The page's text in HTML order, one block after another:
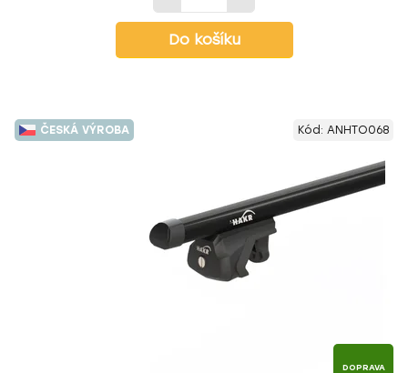
Do košíku
ČESKÁ VÝROBA
DOPRAVA
Kód: ANHTO068